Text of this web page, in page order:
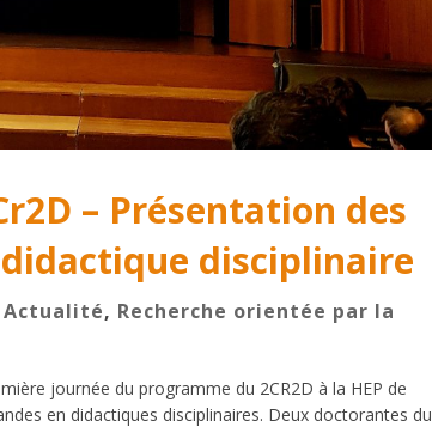
– Présentation des
disciplinaire
Actualité, Recherche orientée par la
journée du programme du 2CR2D à la HEP de
en didactiques disciplinaires. Deux doctorantes du